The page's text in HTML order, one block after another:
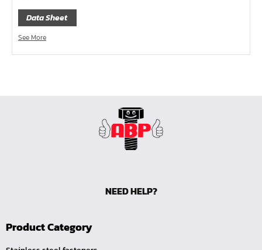
หน้าแปลนเหล็กคอสูง JEF WNRF PN40
หน้าแปลนเหล็กคอสูง JEF WNRF PN16
หน้าแปลนเหล็กคอสูง JEF WNRF 150P
หน้าแปลนเชื่อมเหล็ก JEF 150P RF ชุบกัลวาไนซ์
หน้าแปลนเชื่อมเหล็ก JEF PN16 RF
คีมล๊อค
Data Sheet
See More
NEED HELP?
Product Category